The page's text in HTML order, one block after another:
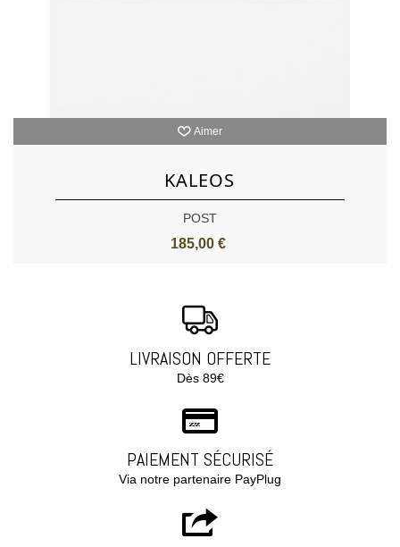
Aimer
KALEOS
POST
185,00 €
LIVRAISON OFFERTE
Dès 89€
PAIEMENT SÉCURISÉ
Via notre partenaire PayPlug